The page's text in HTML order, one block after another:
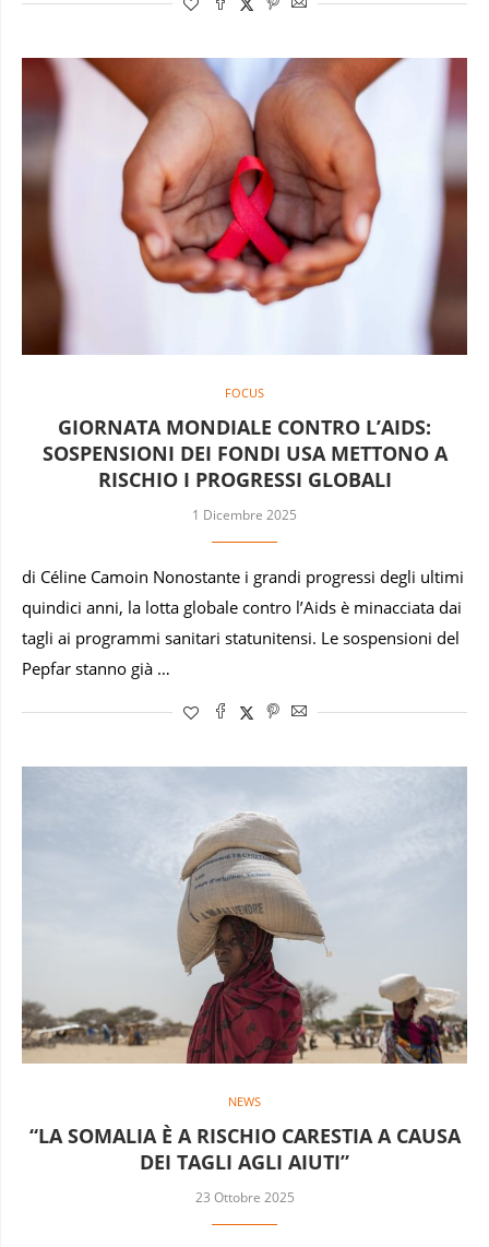
FOCUS
GIORNATA MONDIALE CONTRO L’AIDS:
SOSPENSIONI DEI FONDI USA METTONO A
RISCHIO I PROGRESSI GLOBALI
1 Dicembre 2025
di Céline Camoin Nonostante i grandi progressi degli ultimi
quindici anni, la lotta globale contro l’Aids è minacciata dai
tagli ai programmi sanitari statunitensi. Le sospensioni del
Pepfar stanno già …
NEWS
“LA SOMALIA È A RISCHIO CARESTIA A CAUSA
DEI TAGLI AGLI AIUTI”
23 Ottobre 2025